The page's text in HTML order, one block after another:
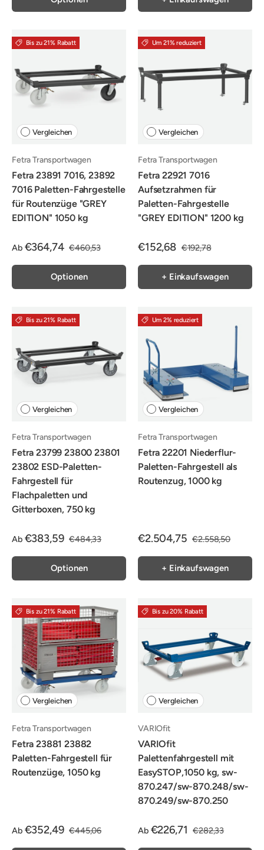
Bis zu 21% Rabatt
Vergleichen
Fetra Transportwagen
Fetra 23891 7016, 23892
7016 Paletten-Fahrgestelle
für Routenzüge "GREY
EDITION" 1050 kg
Ab €364,74 €460,53
Optionen
Um 21% reduziert
Vergleichen
Fetra Transportwagen
Fetra 22921 7016
Aufsetzrahmen für
Paletten-Fahrgestelle
"GREY EDITION" 1200 kg
€152,68 €192,78
+ Einkaufswagen
Bis zu 21% Rabatt
Vergleichen
Fetra Transportwagen
Fetra 23799 23800 23801
23802 ESD-Paletten-
Fahrgestell für
Flachpaletten und
Gitterboxen, 750 kg
Ab €383,59 €484,33
Optionen
Um 2% reduziert
Vergleichen
Fetra Transportwagen
Fetra 22201 Niederflur-
Paletten-Fahrgestell als
Routenzug, 1000 kg
€2.504,75 €2.558,50
+ Einkaufswagen
Bis zu 21% Rabatt
Vergleichen
Fetra Transportwagen
Fetra 23881 23882
Paletten-Fahrgestell für
Routenzüge, 1050 kg
Ab €352,49 €445,06
Bis zu 20% Rabatt
Vergleichen
VARIOfit
VARIOfit
Palettenfahrgestell mit
EasySTOP,1050 kg, sw-
870.247/sw-870.248/sw-
870.249/sw-870.250
Ab €226,71 €282,33